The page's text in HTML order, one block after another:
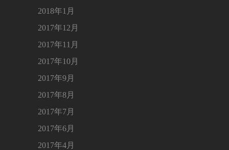
2018年1月
2017年12月
2017年11月
2017年10月
2017年9月
2017年8月
2017年7月
2017年6月
2017年4月